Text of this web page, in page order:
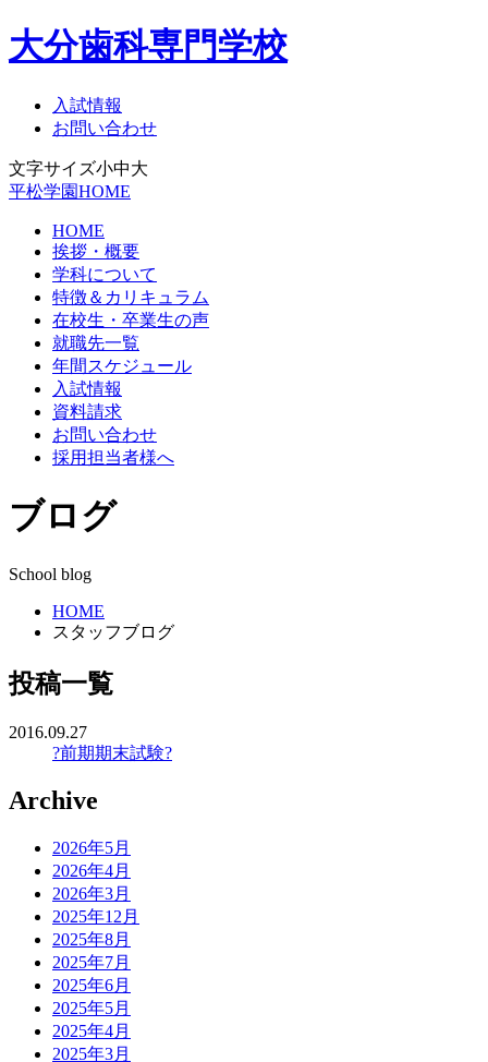
大分歯科専門学校
入試情報
お問い合わせ
文字サイズ小中大
平松学園HOME
HOME
挨拶・概要
学科について
特徴＆カリキュラム
在校生・卒業生の声
就職先一覧
年間スケジュール
入試情報
資料請求
お問い合わせ
採用担当者様へ
ブログ
School blog
HOME
スタッフブログ
投稿一覧
2016.09.27
?前期期末試験?
Archive
2026年5月
2026年4月
2026年3月
2025年12月
2025年8月
2025年7月
2025年6月
2025年5月
2025年4月
2025年3月